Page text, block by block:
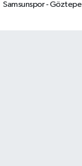
Samsunspor - Göztepe